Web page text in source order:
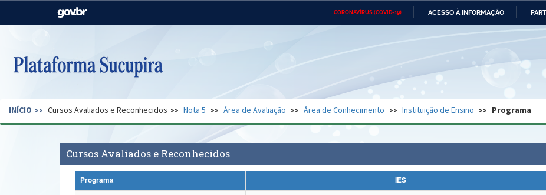
CORONAVÍRUS (COVID-19) ACESSO À INFORMAÇÃO
Casa Civil Ministério das Relações Ministério
Pecuária e Abastecimento
Ministério do Desenvolvimento
Regional e dos
Secretaria de Governo Gabinete de Segurança Advocacia-Geral da União Banco Central do Brasil Planalto
INÍCIO Cursos Avaliados e Reconhecidos Nota 5 Área de Avaliação Área de Conhecimento Instituição de Ensino Programa
Cursos Avaliados e Reconhecidos
Programa IES